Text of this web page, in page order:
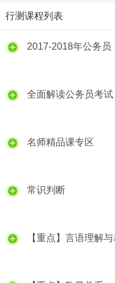
行测课程列表
2017-2018年公务
全面解读公务员考试
名师精品课专区
常识判断
【重点】言语理解